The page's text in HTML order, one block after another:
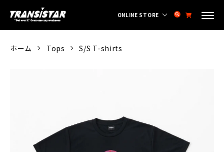
ONLINE STORE
ホーム Tops S/S T-shirts